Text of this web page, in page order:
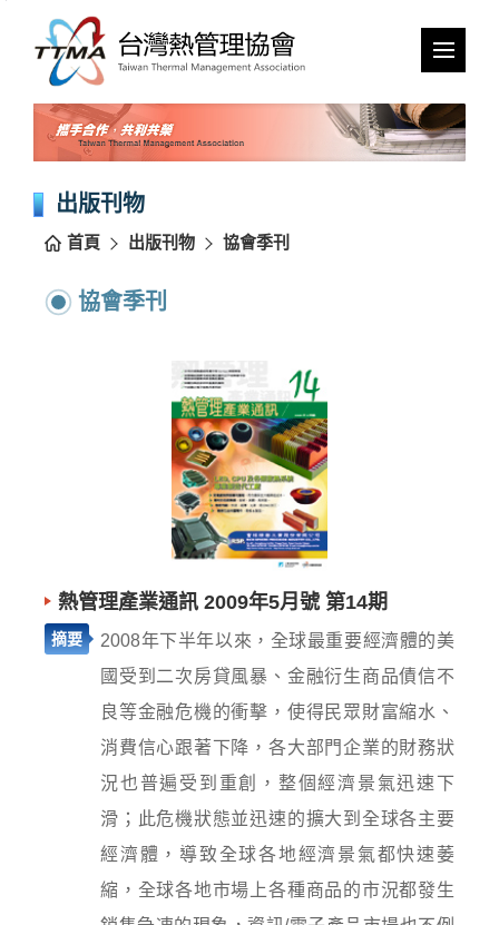
跳
出版刊物
首頁 出版刊物 協會季刊
協會季刊
熱管理產業通訊 2009年5月號 第14期
摘要
2008年下半年以來，全球最重要經濟體的美
國受到二次房貸風暴、金融衍生商品債信不
良等金融危機的衝擊，使得民眾財富縮水、
消費信心跟著下降，各大部門企業的財務狀
況也普遍受到重創，整個經濟景氣迅速下
滑；此危機狀態並迅速的擴大到全球各主要
經濟體，導致全球各地經濟景氣都快速萎
縮，全球各地市場上各種商品的市況都發生